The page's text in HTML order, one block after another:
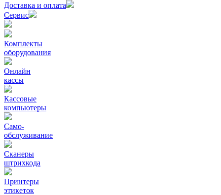
Доставка и оплата
Сервис
Комплекты
оборудования
Онлайн
кассы
Кассовые
компьютеры
Само-
обслуживание
Сканеры
штрихкода
Принтеры
этикеток